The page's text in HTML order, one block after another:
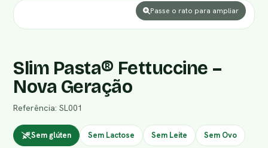
Passe o rato para ampliar
Slim Pasta® Fettuccine –
Nova Geração
Referência: SL001
Sem glúten Sem Lactose Sem Leite Sem Ovo